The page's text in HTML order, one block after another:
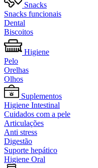
Snacks
Snacks funcionais
Dental
Biscoitos
Higiene
Pelo
Orelhas
Olhos
Suplementos
Higiene Intestinal
Cuidados com a pele
Articulações
Anti stress
Digestão
Suporte hepático
Higiene Oral